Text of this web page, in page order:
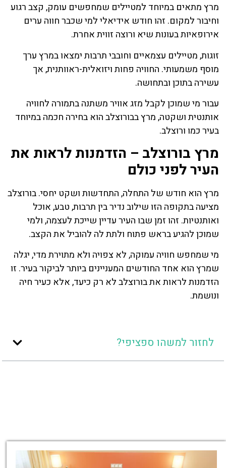
מרץ מתאים במיוחד למטיילים שמחפשים עומק, קצב רגוע
וחיבור למקום. זהו חודש אידיאלי למי שכבר חווה ערים
אירופאיות בעונות שיא ורוצה זווית אחרת.
זוגות, מטיילים עצמאיים וחובבי תרבות ימצאו במרץ ערך
מוסף משמעותי. החוויה פחות ויזואלית-ראוותנית, אך
עשירה בתוכן ובתחושה.
עבור מי שמוכן לקבל מזג אוויר משתנה בתמורה לחוויה
אותנטית ושקטה, מרץ בבורוצלב הוא בחירה חכמה במיוחד
בעיר כמו ורוצלב.
מרץ בורוצלב – הזדמנות לראות את
העיר לפני כולם
מרץ הוא חודש של התחלה, התחדשות ושקט יחסי. בורוצלב
מציעה בתקופה הזו שילוב נדיר בין תרבות, טבע, אוכל
ואותנטיות. זהו זמן שבו העיר עדיין שייכת לעצמה, ולמי
שמוכן להגיע בראש פתוח ולתת לה להוביל את הקצב.
מי שמחפש חוויה עמוקה, לא צפויה ולא מתוירת מדי, יגלה
שמרץ הוא אחד החודשים המעניינים ביותר לביקור בעיר. זו
הזדמנות לראות את בורוצלב לא רק כיעד, אלא כעיר חיה
ונושמת.
לחזור למשהו ספציפי?